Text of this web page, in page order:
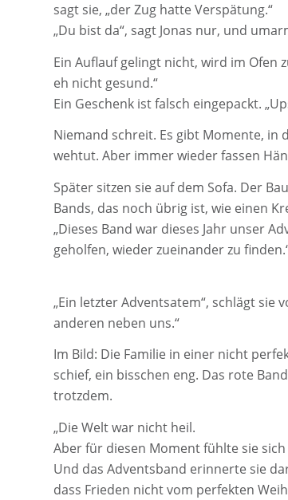
sagt sie, „der Zug hatte Verspätung.“
„Du bist da“, sagt Jonas nur, und
Ein Auflauf gelingt nicht, wird im Ofen
eh nicht gesund.“
Ein Geschenk ist falsch eingepackt.
Niemand schreit. Es gibt Momente, in
wehtut. Aber immer wieder fassen
Später sitzen sie auf dem Sofa. Der
Bands, das noch übrig ist, wie einen
„Dieses Band war dieses Jahr unser
geholfen, wieder zueinander zu
„Ein letzter Adventsatem“, schlägt sie
anderen neben uns.“
Im Bild: Die Familie in einer nicht
schief, ein bisschen eng. Das rote
trotzdem.
„Die Welt war nicht heil.
Aber für diesen Moment fühlte sie
Und das Adventsband erinnerte sie
dass Frieden nicht vom perfekten